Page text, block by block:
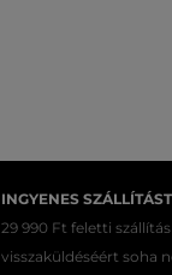
INGYENES
29 990 Ft feletti
visszaküldéséért soha